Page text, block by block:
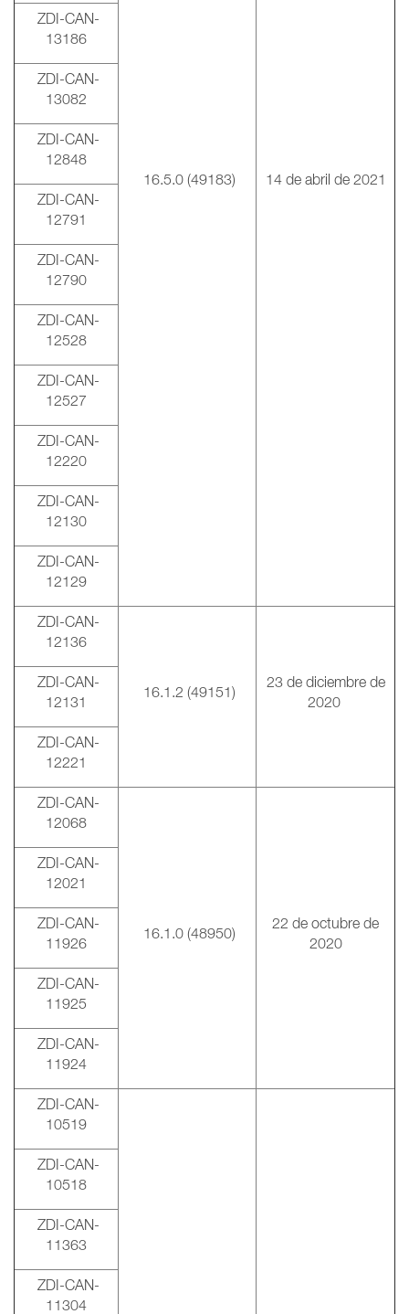
16.5.0 (49183) 14 de abril de 2021
ZDI-CAN-
13186
ZDI-CAN-
13082
ZDI-CAN-
12848
ZDI-CAN-
12791
ZDI-CAN-
12790
ZDI-CAN-
12528
ZDI-CAN-
12527
ZDI-CAN-
12220
ZDI-CAN-
12130
ZDI-CAN-
12129
ZDI-CAN-
12136
16.1.2 (49151)
23 de diciembre de
2020
ZDI-CAN-
12131
ZDI-CAN-
12221
ZDI-CAN-
12068
16.1.0 (48950)
22 de octubre de
2020
ZDI-CAN-
12021
ZDI-CAN-
11926
ZDI-CAN-
11925
ZDI-CAN-
11924
ZDI-CAN-
10519
ZDI-CAN-
10518
ZDI-CAN-
11363
ZDI-CAN-
11304